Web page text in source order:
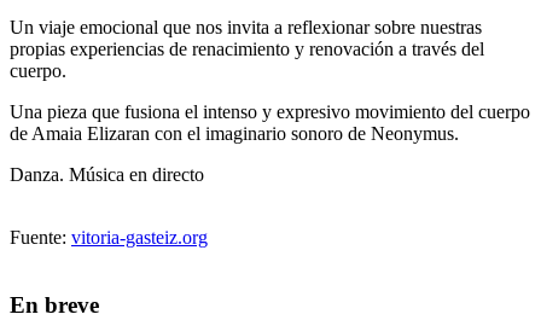
Un viaje emocional que nos invita a reflexionar sobre nuestras
propias experiencias de renacimiento y renovación a través del
cuerpo.
Una pieza que fusiona el intenso y expresivo movimiento del cuerpo
de Amaia Elizaran con el imaginario sonoro de Neonymus.
Danza. Música en directo
Fuente: vitoria-gasteiz.org
En breve